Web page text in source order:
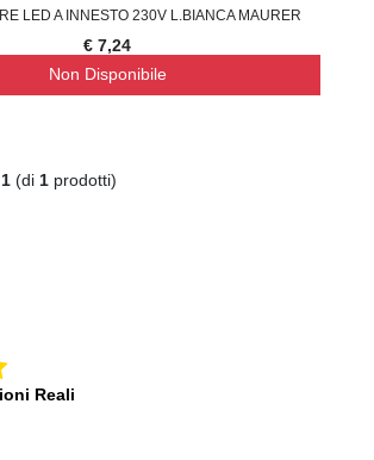
LED A INNESTO 230V L.BIANCA MAURER
€ 7,24
Non Disponibile
1 (di 1 prodotti)
Reali